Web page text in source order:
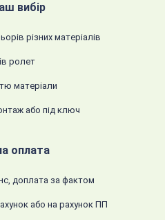
вибір
різних матеріалів
ролет
матеріали
або під ключ
оплата
доплата за фактом
або на рахунок ПП